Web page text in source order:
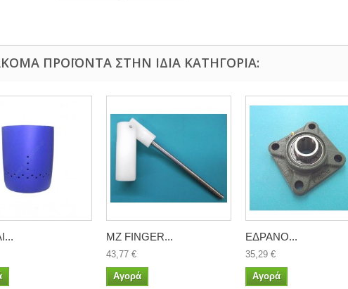
ΠΡΟΪΌΝΤΑ ΣΤΗΝ ΊΔΙΑ ΚΑΤΗΓΟΡΊΑ:
MZ FINGER...
43,77 €
Αγορά
ΕΔΡΑΝΟ...
35,29 €
Αγορά